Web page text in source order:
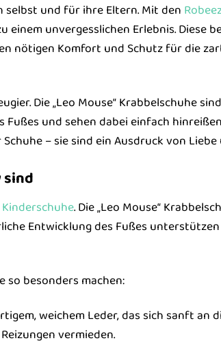
selbst und für ihre Eltern. Mit den
einem unvergesslichen Erlebnis. Diese
nötigen Komfort und Schutz für die
Die „Leo Mouse“ Krabbelschuhe
und sehen dabei einfach
– sie sind ein Ausdruck von Liebe
sind
Kinderschuhe. Die „Leo Mouse“
Entwicklung des Fußes
so besonders machen:
weichem Leder, das sich sanft an
vermieden.